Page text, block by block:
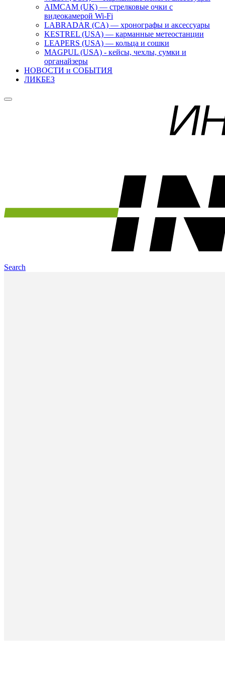
AIMCAM (UK) — стрелковые очки с
видеокамерой Wi-Fi
LABRADAR (CA) — хронографы и аксессуары
KESTREL (USA) — карманные метеостанции
LEAPERS (USA) — кольца и сошки
MAGPUL (USA) - кейсы, чехлы, сумки и
органайзеры
НОВОСТИ и СОБЫТИЯ
ЛИКБЕЗ
Search